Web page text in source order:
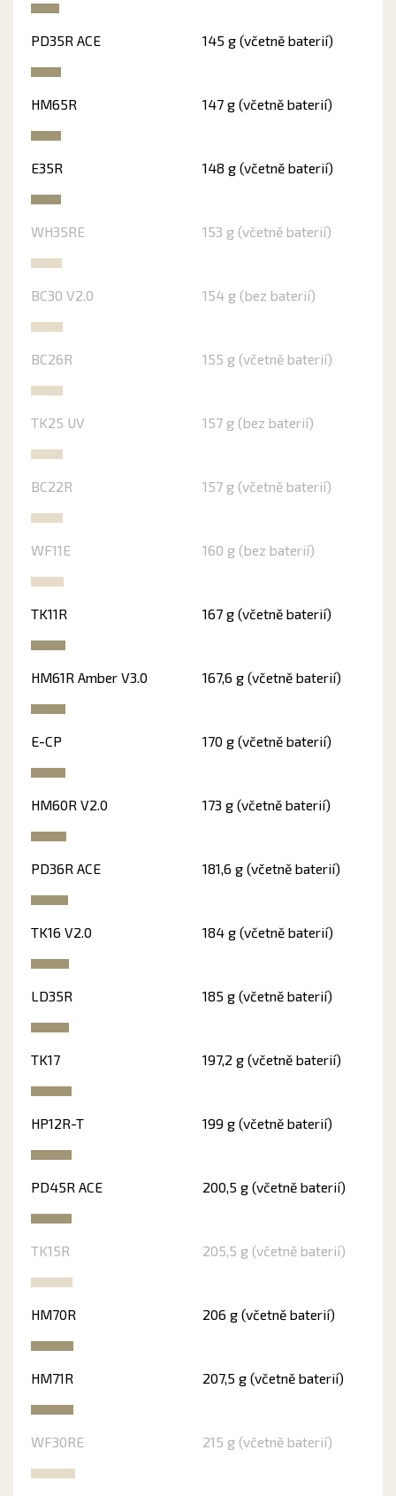
PD35R ACE 145 g (včetně baterií)
HM65R 147 g (včetně baterií)
E35R 148 g (včetně baterií)
WH35RE 153 g (včetně baterií)
BC30 V2.0 154 g (bez baterií)
BC26R 155 g (včetně baterií)
TK25 UV 157 g (bez baterií)
BC22R 157 g (včetně baterií)
WF11E 160 g (bez baterií)
TK11R 167 g (včetně baterií)
HM61R Amber V3.0 167,6 g (včetně baterií)
E-CP 170 g (včetně baterií)
HM60R V2.0 173 g (včetně baterií)
PD36R ACE 181,6 g (včetně baterií)
TK16 V2.0 184 g (včetně baterií)
LD35R 185 g (včetně baterií)
TK17 197,2 g (včetně baterií)
HP12R-T 199 g (včetně baterií)
PD45R ACE 200,5 g (včetně baterií)
TK15R 205,5 g (včetně baterií)
HM70R 206 g (včetně baterií)
HM71R 207,5 g (včetně baterií)
WF30RE 215 g (včetně baterií)